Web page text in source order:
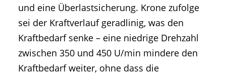
und eine Überlastsicherung. Krone zufolge
sei der Kraftverlauf geradlinig, was den
Kraftbedarf senke – eine niedrige Drehzahl
zwischen 350 und 450 U/min mindere den
Kraftbedarf weiter, ohne dass die